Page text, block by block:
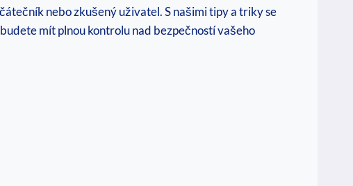
nebo zkušený uživatel. S našimi tipy a triky se
mít plnou kontrolu nad bezpečností vašeho